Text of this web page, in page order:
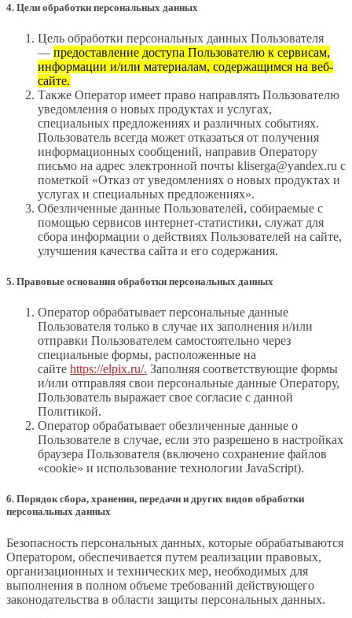
4. Цели обработки персональных данных
Цель обработки персональных данных Пользователя
— предоставление доступа Пользователю к сервисам,
информации и/или материалам, содержащимся на веб-
сайте.
Также Оператор имеет право направлять Пользователю
уведомления о новых продуктах и услугах,
специальных предложениях и различных событиях.
Пользователь всегда может отказаться от получения
информационных сообщений, направив Оператору
письмо на адрес электронной почты kliserga@yandex.ru с
пометкой «Отказ от уведомлениях о новых продуктах и
услугах и специальных предложениях».
Обезличенные данные Пользователей, собираемые с
помощью сервисов интернет-статистики, служат для
сбора информации о действиях Пользователей на сайте,
улучшения качества сайта и его содержания.
5. Правовые основания обработки персональных данных
Оператор обрабатывает персональные данные
Пользователя только в случае их заполнения и/или
отправки Пользователем самостоятельно через
специальные формы, расположенные на
сайте https://elpix.ru/. Заполняя соответствующие формы
и/или отправляя свои персональные данные Оператору,
Пользователь выражает свое согласие с данной
Политикой.
Оператор обрабатывает обезличенные данные о
Пользователе в случае, если это разрешено в настройках
браузера Пользователя (включено сохранение файлов
«cookie» и использование технологии JavaScript).
6. Порядок сбора, хранения, передачи и других видов обработки
персональных данных
Безопасность персональных данных, которые обрабатываются
Оператором, обеспечивается путем реализации правовых,
организационных и технических мер, необходимых для
выполнения в полном объеме требований действующего
законодательства в области защиты персональных данных.